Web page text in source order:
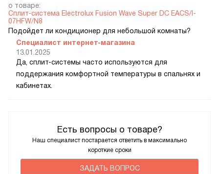
Есть вопросы о товаре?
Наш специалист постарается ответить в максимально
короткие сроки
ЗАДАТЬ ВОПРОС
о товаре:
Сплит-система Electrolux Fusion Wave Super DC EACS/I-
07HFW/N8
Подойдет ли кондиционер для небольшой комнаты?
Специалист интернет-магазина
13.01.2025
Да, сплит-системы часто используются для
поддержания комфортной температуры в спальнях и
кабинетах.